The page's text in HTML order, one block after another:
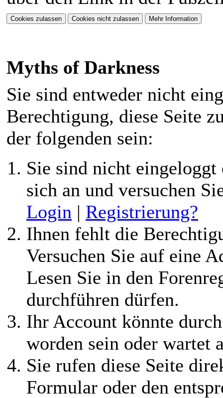
Fantasie mitbringen.
eine neue Storyline.
neuer Style
"Ashenveil" ist für
euch verfügbar. Nur
für PC angepasst!
⟩⟩22.11.2025 : Das
MOD hat seinen
ersten Geburtstag!
⟩⟩09.12.2024:Es
wurden zwei neue
spielbare Gruppen
erstellt, die
Verdammten und
die Machtjäger. Alle
Infos findet ihr im
Wiki
Myths of Darkness
Sie sind entweder nicht
Berechtigung, diese Seite
der folgenden sein:
Sie sind nicht
sich an und versuchen
Login | Registrierung?
Ihnen fehlt die
Versuchen Sie auf eine
Lesen Sie in den
durchführen dürfen.
Ihr Account könnte
worden sein oder wartet
Sie rufen diese Seite
Formular oder den